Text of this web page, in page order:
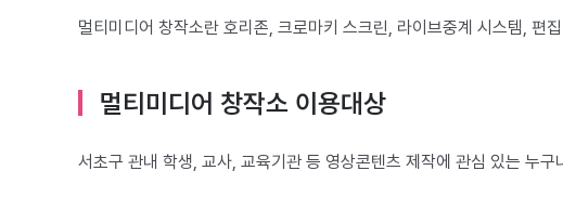
멀티미디어 창작소란 호리존, 크로마키 스크린, 라이브중계 시스템, 편
멀티미디어 창작소 이용대상
서초구 관내 학생, 교사, 교육기관 등 영상콘텐츠 제작에 관심 있는 누구